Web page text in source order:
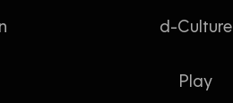
d-Culture
Play